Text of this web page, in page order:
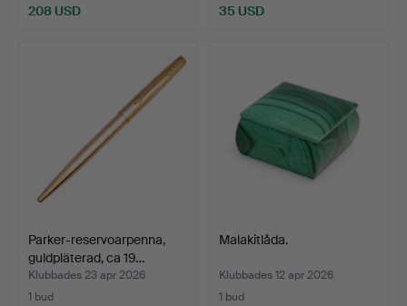
208 USD 35 USD
Parker-reservoarpenna,
guldpläterad, ca 19…
Klubbades 23 apr 2026
1 bud
Malakitlåda.
Klubbades 12 apr 2026
1 bud